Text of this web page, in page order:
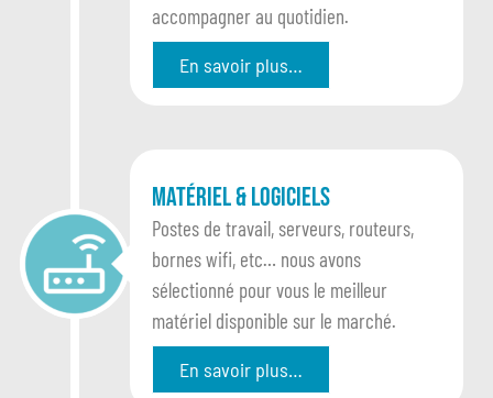
accompagner au quotidien.
En savoir plus…
Matériel & Logiciels
Postes de travail, serveurs, routeurs,
bornes wifi, etc… nous avons
sélectionné pour vous le meilleur
matériel disponible sur le marché.
En savoir plus…